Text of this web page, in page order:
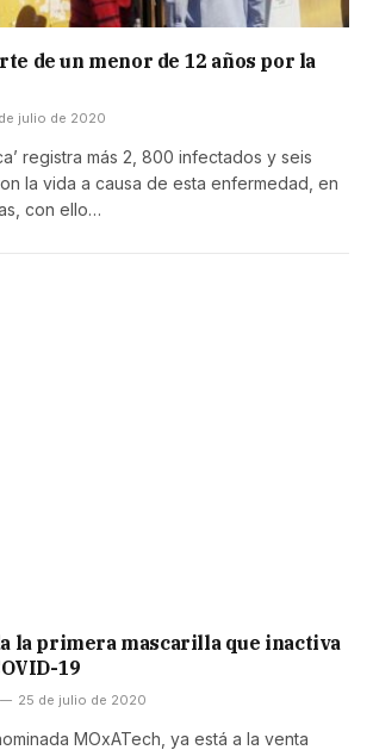
de un menor de 12 años por la
julio de 2020
registra más 2, 800 infectados y seis
la vida a causa de esta enfermedad, en
con ello…
la primera mascarilla que inactiva
19
25 de julio de 2020
MOxATech, ya está a la venta